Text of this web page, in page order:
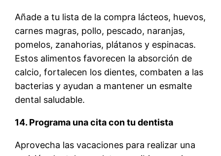
Añade a tu lista de la compra lácteos, huevos,
carnes magras, pollo, pescado, naranjas,
pomelos, zanahorias, plátanos y espinacas.
Estos alimentos favorecen la absorción de
calcio, fortalecen los dientes, combaten a las
bacterias y ayudan a mantener un esmalte
dental saludable.
14. Programa una cita con tu dentista
Aprovecha las vacaciones para realizar una